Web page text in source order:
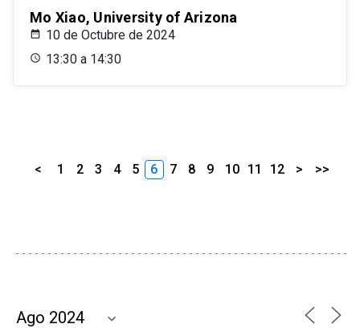
Mo Xiao, University of Arizona
10 de Octubre de 2024
13:30 a 14:30
< 1 2 3 4 5 6 7 8 9 10 11 12 > >>